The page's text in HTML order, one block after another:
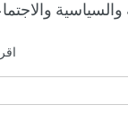
والسياسية